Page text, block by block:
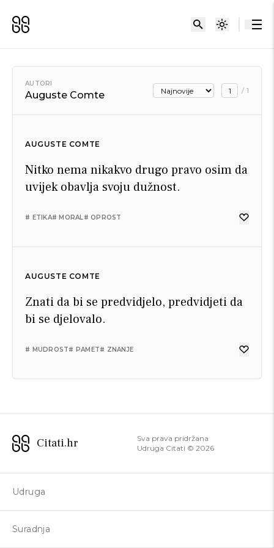
AUTORI
Auguste Comte / 1
AUGUSTE COMTE
Nitko nema nikakvo drugo pravo osim da
uvijek obavlja svoju dužnost.
# ETIKA# MORAL# OPROST
AUGUSTE COMTE
Znati da bi se predvidjelo, predvidjeti da
bi se djelovalo.
# MUDROST# PAMET# ZNANJE
Citati.hr
Sva prava pridržana
Udruga Citati © 2026
Udruga
Suradnja